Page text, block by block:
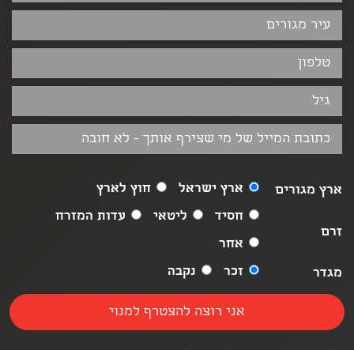
ארץ מגורים ארץ ישראל חוץ לארץ
זרם
חסיד ליטאי
עדות המזרח
אחר
מגדר
זכר נקבה